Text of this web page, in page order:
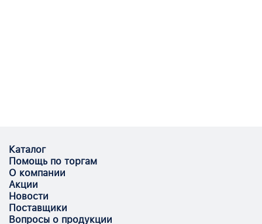
Каталог
Помощь по торгам
О компании
Акции
Новости
Поставщики
Вопросы о продукции